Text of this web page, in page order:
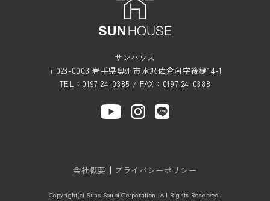
サンハウス
〒023-0003 岩手県奥州市水沢佐倉河字後樋14-1
TEL：0197-24-0385 / FAX：0197-24-0388
会社概要 プライバシーポリシー
Copyright(c) Suns Soubi Corporation .All Rights Reserved.